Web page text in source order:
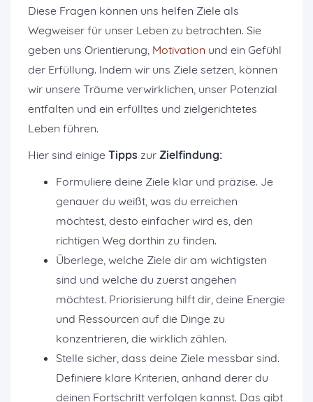
Diese Fragen können uns helfen Ziele als
Wegweiser für unser Leben zu betrachten. Sie
geben uns Orientierung, Motivation und ein Gefühl
der Erfüllung. Indem wir uns Ziele setzen, können
wir unsere Träume verwirklichen, unser Potenzial
entfalten und ein erfülltes und zielgerichtetes
Leben führen.
Hier sind einige Tipps zur Zielfindung:
Formuliere deine Ziele klar und präzise. Je
genauer du weißt, was du erreichen
möchtest, desto einfacher wird es, den
richtigen Weg dorthin zu finden.
Überlege, welche Ziele dir am wichtigsten
sind und welche du zuerst angehen
möchtest. Priorisierung hilft dir, deine Energie
und Ressourcen auf die Dinge zu
konzentrieren, die wirklich zählen.
Stelle sicher, dass deine Ziele messbar sind.
Definiere klare Kriterien, anhand derer du
deinen Fortschritt verfolgen kannst. Das gibt